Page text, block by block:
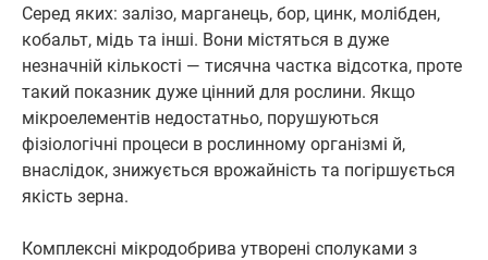
Серед яких: залізо, марганець, бор, цинк, молібден,
кобальт, мідь та інші. Вони містяться в дуже
незначній кількості — тисячна частка відсотка, проте
такий показник дуже цінний для рослини. Якщо
мікроелементів недостатньо, порушуються
фізіологічні процеси в рослинному організмі й,
внаслідок, знижується врожайність та погіршується
якість зерна.
Комплексні мікродобрива утворені сполуками з